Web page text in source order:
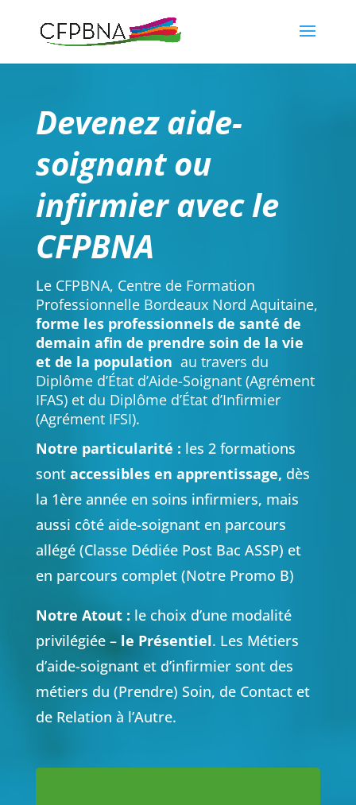
Devenez aide-
soignant ou
infirmier avec le
CFPBNA
Le CFPBNA, Centre de Formation
Professionnelle Bordeaux Nord Aquitaine,
forme les professionnels de santé de
demain afin de prendre soin de la vie
et de la population au travers du
Diplôme d’État d’Aide-Soignant (Agrément
IFAS) et du Diplôme d’État d’Infirmier
(Agrément IFSI).
Notre particularité : les 2 formations
sont accessibles en apprentissage, dès
la 1ère année en soins infirmiers, mais
aussi côté aide-soignant en parcours
allégé (Classe Dédiée Post Bac ASSP) et
en parcours complet (Notre Promo B)
Notre Atout : le choix d’une modalité
privilégiée – le Présentiel. Les Métiers
d’aide-soignant et d’infirmier sont des
métiers du (Prendre) Soin, de Contact et
de Relation à l’Autre.